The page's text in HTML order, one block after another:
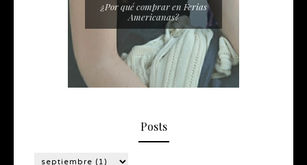
¿Por qué comprar en Ferias
Americanas?
Posts